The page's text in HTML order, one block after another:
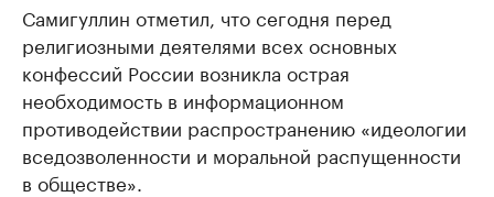
Самигуллин отметил, что сегодня перед
религиозными деятелями всех основных
конфессий России возникла острая
необходимость в информационном
противодействии распространению «идеологии
вседозволенности и моральной распущенности
в обществе».